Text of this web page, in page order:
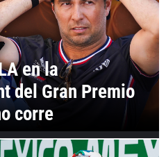
en la
del Gran Premio
corre